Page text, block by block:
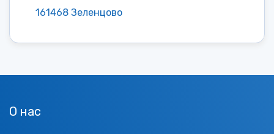
161468 Зеленцово
О нас